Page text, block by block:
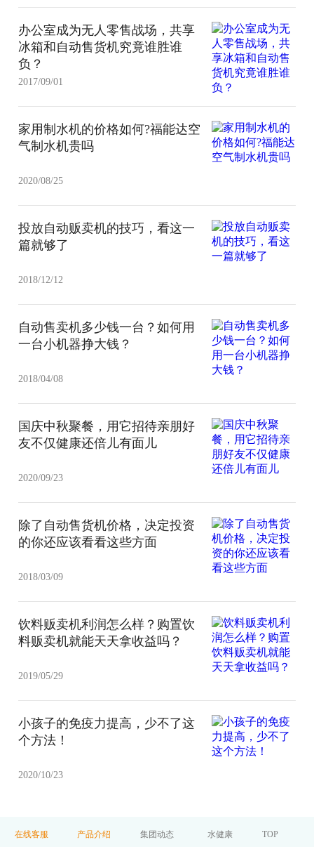
办公室成为无人零售战场，共享
冰箱和自动售货机究竟谁胜谁
负？
2017/09/01
家用制水机的价格如何?福能达空
气制水机贵吗
2020/08/25
投放自动贩卖机的技巧，看这一
篇就够了
2018/12/12
自动售卖机多少钱一台？如何用
一台小机器挣大钱？
2018/04/08
国庆中秋聚餐，用它招待亲朋好
友不仅健康还倍儿有面儿
2020/09/23
除了自动售货机价格，决定投资
的你还应该看看这些方面
2018/03/09
饮料贩卖机利润怎么样？购置饮
料贩卖机就能天天拿收益吗？
2019/05/29
小孩子的免疫力提高，少不了这
个方法！
2020/10/23
在线客服 产品介绍 集团动态 水健康 TOP